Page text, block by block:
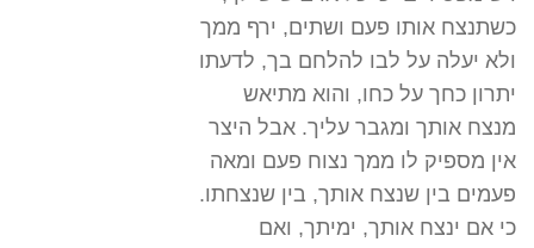
כשתנצח אותו פעם ושתים, ירף ממך
ולא יעלה על לבו להלחם בך, לדעתו
יתרון כחך על כחו, והוא מתיאש
מנצח אותך ומגבר עליך. אבל היצר
אין מספיק לו ממך נצוח פעם ומאה
פעמים בין שנצח אותך, בין שנצחתו.
כי אם ינצח אותך, ימיתך, ואם